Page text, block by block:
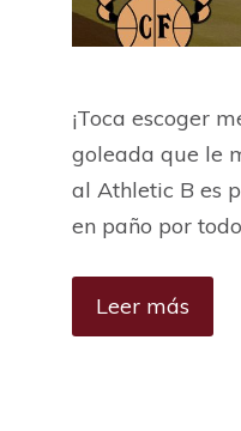
¡Toca escoger
goleada que le
al Athletic B es
en paño por
Leer más